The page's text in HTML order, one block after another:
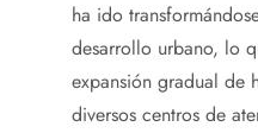
ha ido
desarrollo urbano, lo
expansión gradual de
diversos centros de